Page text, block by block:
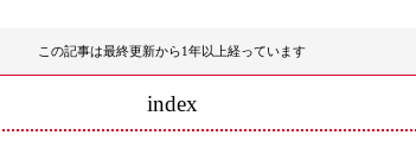
この記事は最終更新から1年以上経っています
index